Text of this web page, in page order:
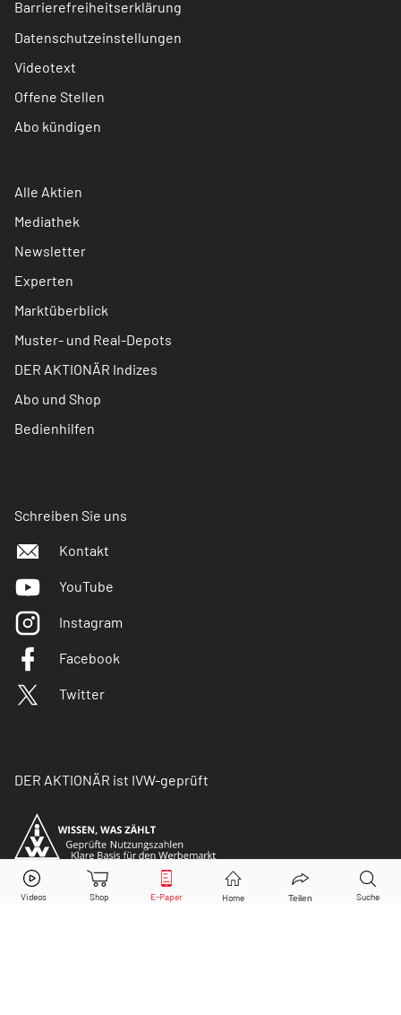
Barrierefreiheitserklärung
Datenschutzeinstellungen
Videotext
Offene Stellen
Abo kündigen
Alle Aktien
Mediathek
Newsletter
Experten
Marktüberblick
Muster- und Real-Depots
DER AKTIONÄR Indizes
Abo und Shop
Bedienhilfen
Schreiben Sie uns
Kontakt
YouTube
Instagram
Facebook
Twitter
DER AKTIONÄR ist IVW-geprüft